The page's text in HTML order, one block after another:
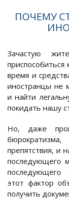
ПОЧЕМУ
Зачастую
время и
иностранцы не
и найти
покидать нашу
Но, даже
препятствия, и
последующего
последующего
этот фактор
получить